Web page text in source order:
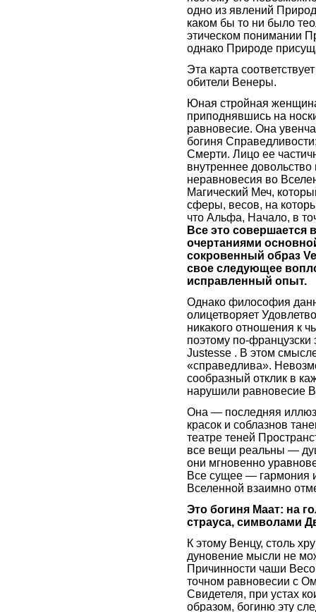
одно из явлений
каком бы то ни было
этическом понимании
однако Природе
Эта карта
обители Венеры.
Юная стройная
приподнявшись на
равновесие. Она
богиня
Смерти. Лицо ее
внутреннее
неравновесия во
Магический Меч,
сферы, весов, на
что Альфа, Начало, в
Все это совершается
очертаниями
сокровенный образ
свое следующее
исправленный опыт.
Однако философия
олицетворяет
никакого отношения к
поэтому по-французски
Justesse . В этом
«справедлива».
сообразный отклик в
нарушили равновесие
Она — последняя
красок и соблазнов
театре теней
все вещи реальны —
они мгновенно
Все сущее — гармония
Вселенной взаимно
Это богиня Маат: на
страуса, символами
К этому Венцу, столь
дуновение мысли не
Причинности чаши
точном равновесии с
Свидетеля, при устах
образом, богиню эту